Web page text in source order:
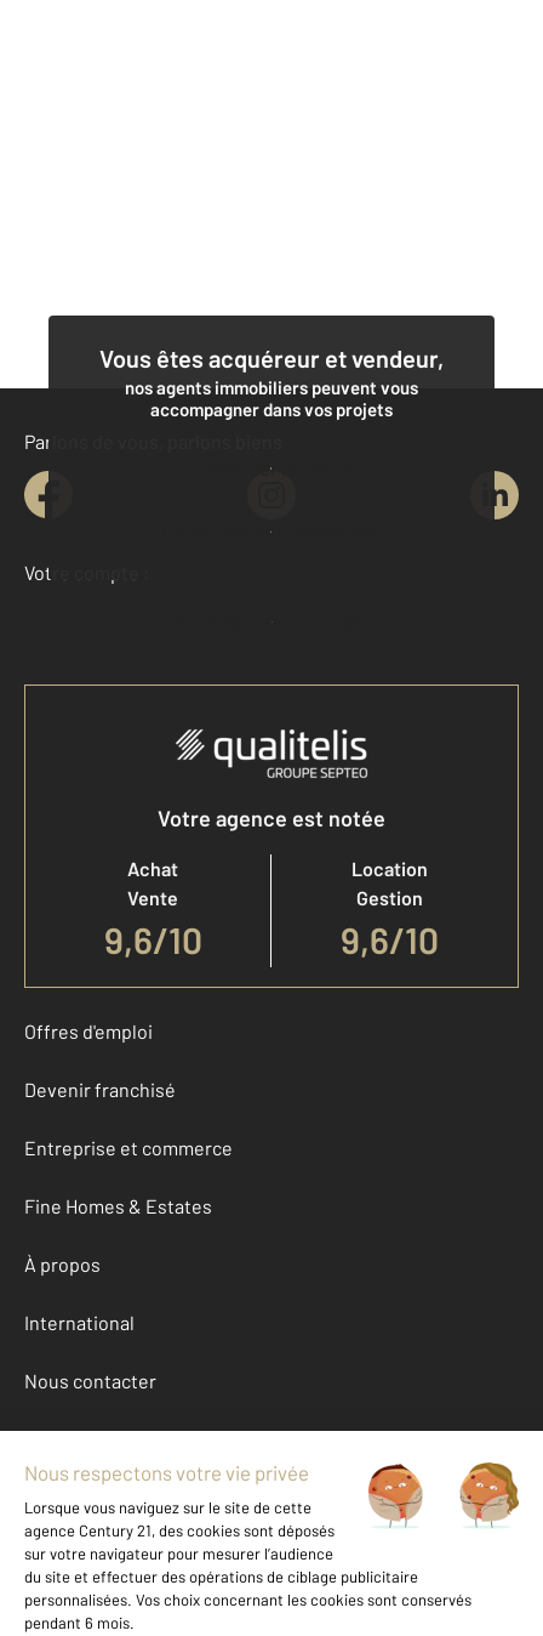
Vous êtes acquéreur et vendeur,
nos agents immobiliers peuvent vous
accompagner dans vos projets
Contacter l'agence
Demander une estimation
Parlons de vous, parlons biens
Votre compte :
Accéder à mon compte
Votre agence est notée
Achat
Vente
9,6/10
Location
Gestion
9,6/10
Offres d'emploi
Devenir franchisé
Entreprise et commerce
Fine Homes & Estates
À propos
International
Nous contacter
Mentions légales & CGU et Barèmes d'honoraires
Données personnelles
Gestionnaire des cookies